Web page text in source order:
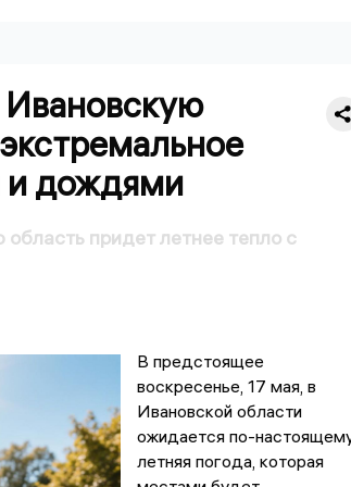
Ивановскую
и дождями
придет летнее тепло с
В предстоящее
воскресенье, 17 мая, в
Ивановской области
ожидается по-
летняя погода, которая